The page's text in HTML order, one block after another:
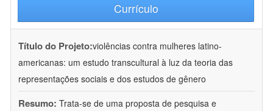
Currículo
Título do Projeto:violências contra mulheres latino-
americanas: um estudo transcultural à luz da teoria das
representações sociais e dos estudos de gênero
Resumo: Trata-se de uma proposta de pesquisa e